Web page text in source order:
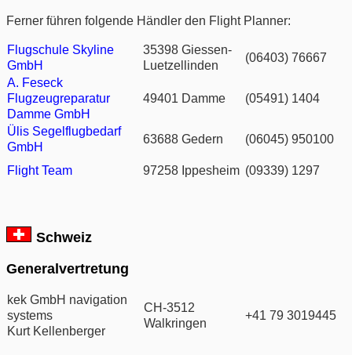
Ferner führen folgende Händler den Flight Planner:
Flugschule Skyline
GmbH
35398 Giessen-
Luetzellinden
(06403) 76667
A. Feseck
Flugzeugreparatur
Damme GmbH
49401 Damme (05491) 1404
Ülis Segelflugbedarf
GmbH
63688 Gedern (06045) 950100
Flight Team 97258 Ippesheim (09339) 1297
Schweiz
Generalvertretung
kek GmbH navigation
systems
Kurt Kellenberger
CH-3512
Walkringen
+41 79 3019445